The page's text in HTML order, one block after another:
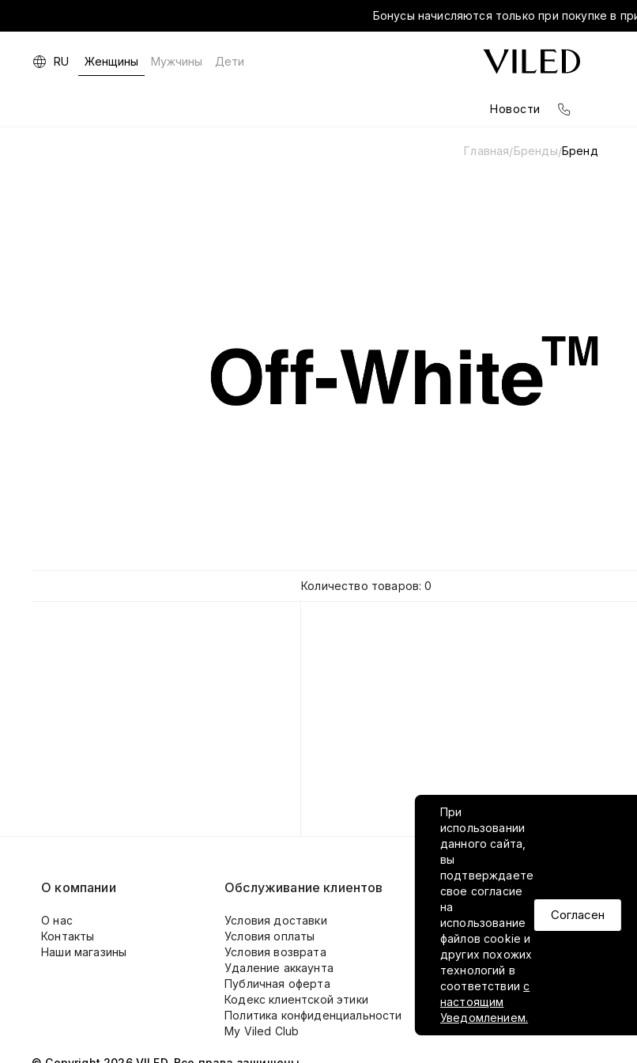
Бонусы начисляются только при покупке в
RU Женщины Мужчины Дети
Новости
Главная/Бренды/Бренд
Количество товаров: 0
При
использовании
данного сайта,
вы
подтверждаете
свое согласие
на
использование
файлов cookie и
других похожих
технологий в
соответствиис
настоящим
Уведомлением.
Согласен
О компании
О нас
Контакты
Наши магазины
Обслуживание клиентов
Условия доставки
Условия оплаты
Условия возврата
Удаление аккаунта
Публичная оферта
Кодекс клиентской этики
Политика конфиденциальности
My Viled Club
VILED в соцсетях